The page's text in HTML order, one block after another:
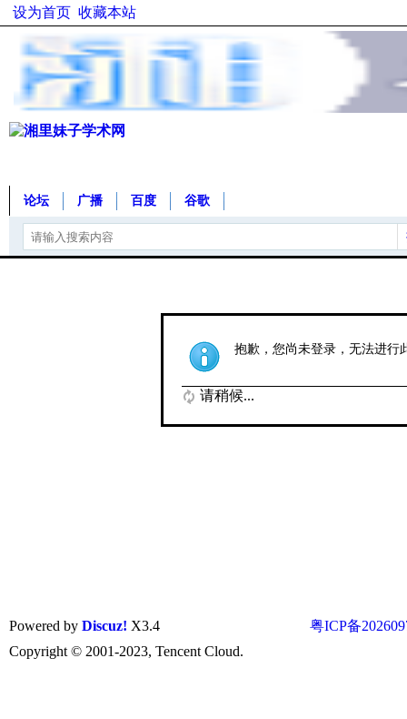
设为首页 收藏本站
论坛 广播 百度 谷歌
抱歉，您尚未登录，无法进行
请稍候...
粤ICP备
Powered by Discuz! X3.4
Copyright © 2001-2023, Tencent Cloud.